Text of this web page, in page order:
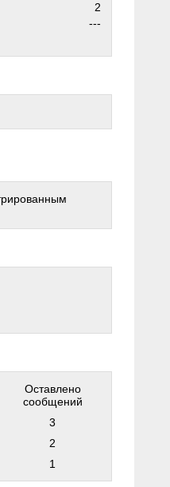
2
---
Оставлено
сообщений
3
2
1